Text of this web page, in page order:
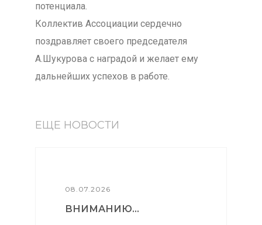
потенциала.
Коллектив Ассоциации сердечно
поздравляет своего председателя
А.Шукурова с наградой и желает ему
дальнейших успехов в работе.
ЕЩЕ НОВОСТИ
08.07.2026
ВНИМАНИЮ...